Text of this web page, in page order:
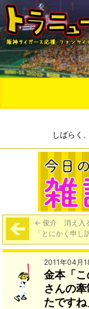
しばらく
← 俊介 消え入
「とにかく申し
2011年04月
金本「
さんの
たですね